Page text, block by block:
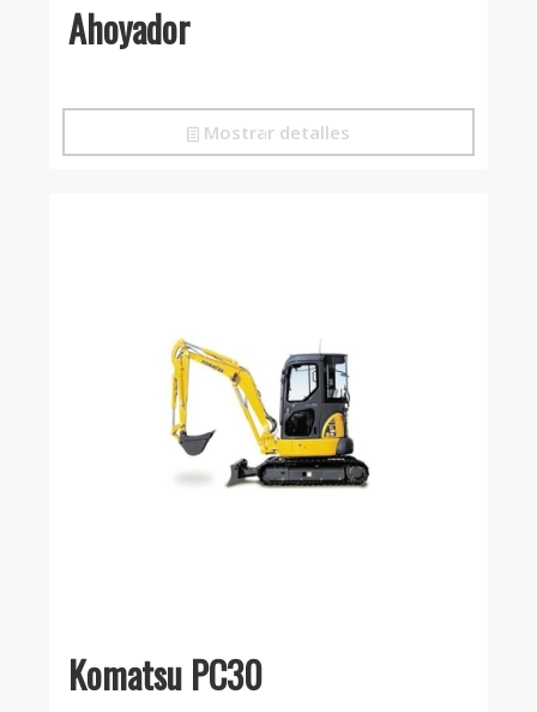
Ahoyador
Mostrar detalles
Komatsu PC30